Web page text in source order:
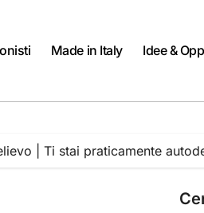
Made in Italy Idee &
| Ti stai praticamente